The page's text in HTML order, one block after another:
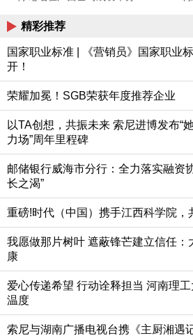
精彩推荐
国家职业标准 | 《营销员》国家职业
开！
荣耀加冕！SGB荣获年度推荐企业
以TA创想，共振未来 索尼进博发布“
力场”周年里程碑
邮储银行威海市分行：全力落实融资
长之渴”
重磅!时代（中国）携手江西科学院，
我愿做那片树叶 遮蔽锋芒建立信任：
康
爱心传递希望 行动诠释担当 河南理
温度
索尼与湖南广播电视台携《主厨湘遇